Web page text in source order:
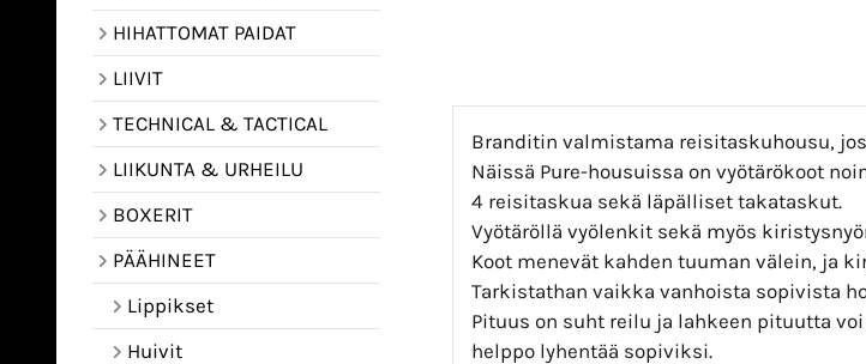
HIHATTOMAT PAIDAT
LIIVIT
TECHNICAL & TACTICAL
LIIKUNTA & URHEILU
BOXERIT
PÄÄHINEET
Lippikset
Huivit
Branditin valmistama reisitaskuhousu,
Näissä Pure-housuissa on vyötärökoot
4 reisitaskua sekä läpälliset takataskut.
Vyötäröllä vyölenkit sekä myös
Koot menevät kahden tuuman välein, ja
Tarkistathan vaikka vanhoista sopivista
Pituus on suht reilu ja lahkeen pituutta
helppo lyhentää sopiviksi.